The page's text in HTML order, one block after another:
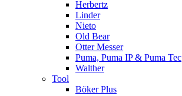
Herbertz
Linder
Nieto
Old Bear
Otter Messer
Puma, Puma IP & Puma Tec
Walther
Tool
Böker Plus